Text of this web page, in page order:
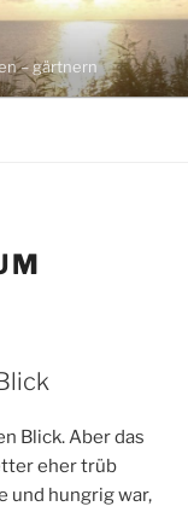
– gärtnern
Blick. Aber das
eher trüb
und hungrig war,